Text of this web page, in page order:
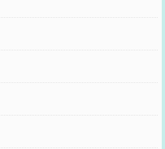
认真看文案，认真看作话，
到底是谁！（真没招啦！反
后男主看到的孩子其实是他
唐宋明，地里位置私设（地
好听用什么）5、草原设定是
蒙古语同音(如女主名胡葚对
7、不要在本文底下提到别的
到了作者会鸟悄删除【排
人了（双洁文肯定是跟定亲